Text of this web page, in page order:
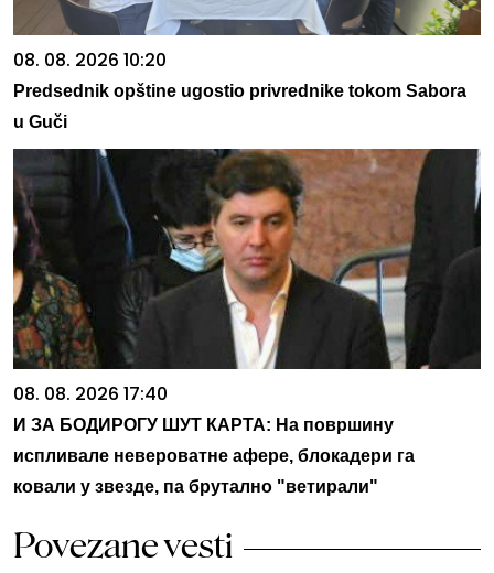
08. 08. 2026 10:20
Predsednik opštine ugostio privrednike tokom Sabora
u Guči
08. 08. 2026 17:40
И ЗА БОДИРОГУ ШУТ КАРТА: На површину
испливале невероватне афере, блокадери га
ковали у звезде, па брутално "ветирали"
Povezane vesti